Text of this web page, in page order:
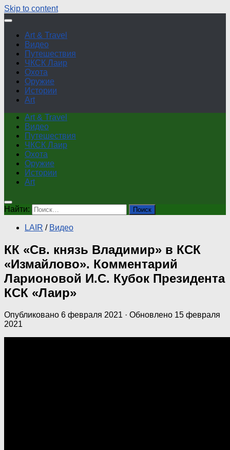
Skip to content
Art & Travel
Видео
Путешествия
ЧКСК Лаир
Охота
Оружие
Истории
Art
Art & Travel
Видео
Путешествия
ЧКСК Лаир
Охота
Оружие
Истории
Art
Найти:
LAIR / Видео
КК «Св. князь Владимир» в КСК
«Измайлово». Комментарий
Ларионовой И.С. Кубок Президента
КСК «Лаир»
Опубликовано 6 февраля 2021 · Обновлено 15 февраля
2021